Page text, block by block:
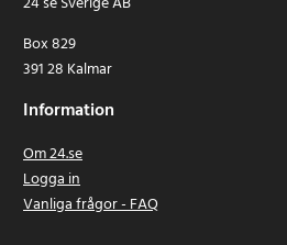
Box 829
391 28 Kalmar
Information
Om 24.se
Logga in
Vanliga frågor - FAQ